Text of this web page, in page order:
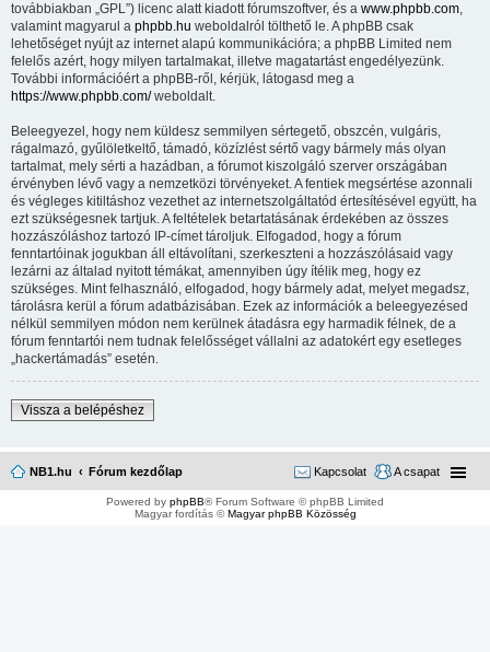
továbbiakban „GPL”) licenc alatt kiadott fórumszoftver, és a www.phpbb.com,
valamint magyarul a phpbb.hu weboldalról tölthető le. A phpBB csak
lehetőséget nyújt az internet alapú kommunikációra; a phpBB Limited nem
felelős azért, hogy milyen tartalmakat, illetve magatartást engedélyezünk.
További információért a phpBB-ről, kérjük, látogasd meg a
https://www.phpbb.com/weboldalt.
Beleegyezel, hogy nem küldesz semmilyen sértegető, obszcén, vulgáris,
rágalmazó, gyűlöletkeltő, támadó, közízlést sértő vagy bármely más olyan
tartalmat, mely sérti a hazádban, a fórumot kiszolgáló szerver országában
érvényben lévő vagy a nemzetközi törvényeket. A fentiek megsértése azonnali
és végleges kitiltáshoz vezethet az internetszolgáltatód értesítésével együtt, ha
ezt szükségesnek tartjuk. A feltételek betartatásának érdekében az összes
hozzászóláshoz tartozó IP-címet tároljuk. Elfogadod, hogy a fórum
fenntartóinak jogukban áll eltávolítani, szerkeszteni a hozzászólásaid vagy
lezárni az általad nyitott témákat, amennyiben úgy ítélik meg, hogy ez
szükséges. Mint felhasználó, elfogadod, hogy bármely adat, melyet megadsz,
tárolásra kerül a fórum adatbázisában. Ezek az információk a beleegyezésed
nélkül semmilyen módon nem kerülnek átadásra egy harmadik félnek, de a
fórum fenntartói nem tudnak felelősséget vállalni az adatokért egy esetleges
„hackertámadás” esetén.
Vissza a belépéshez
NB1.hu Fórum kezdőlap A csapat
Kapcsolat
Powered by phpBB® Forum Software © phpBB Limited
Magyar fordítás ©Magyar phpBB Közösség